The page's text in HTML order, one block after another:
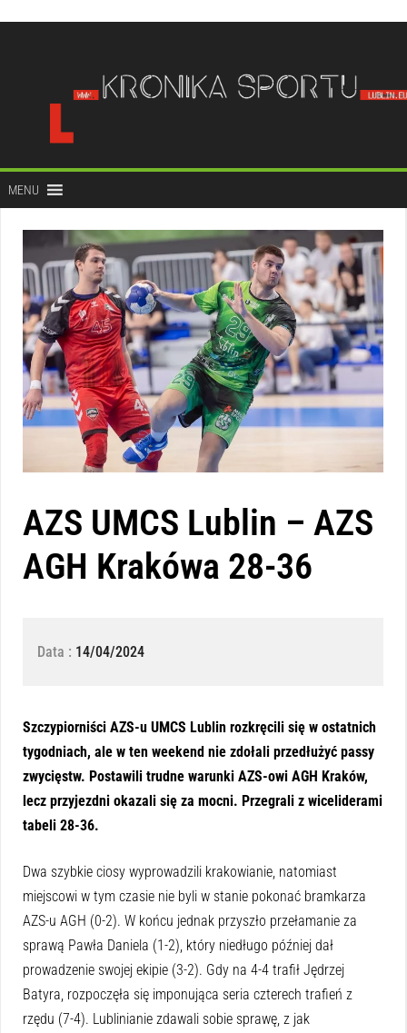
treści
MENU
AZS UMCS Lublin – AZS
AGH Krakówa 28-36
Data : 14/04/2024
Szczypiorniści AZS-u UMCS Lublin rozkręcili się w ostatnich
tygodniach, ale w ten weekend nie zdołali przedłużyć passy
zwycięstw. Postawili trudne warunki AZS-owi AGH Kraków,
lecz przyjezdni okazali się za mocni. Przegrali z wiceliderami
tabeli 28-36.
Dwa szybkie ciosy wyprowadzili krakowianie, natomiast
miejscowi w tym czasie nie byli w stanie pokonać bramkarza
AZS-u AGH (0-2). W końcu jednak przyszło przełamanie za
sprawą Pawła Daniela (1-2), który niedługo później dał
prowadzenie swojej ekipie (3-2). Gdy na 4-4 trafił Jędrzej
Batyra, rozpoczęła się imponująca seria czterech trafień z
rzędu (7-4). Lublinianie zdawali sobie sprawę, z jak